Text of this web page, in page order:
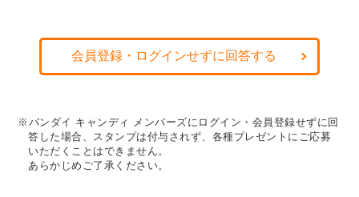
会員登録・ログインせずに回答する
※バンダイ キャンディ メンバーズにログイン・会員登録せずに回
答した場合、スタンプは付与されず、各種プレゼントにご応募
いただくことはできません。
あらかじめご了承ください。